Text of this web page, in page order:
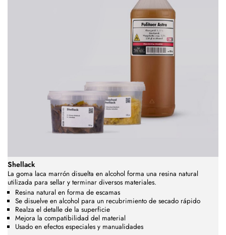
Shellack
La goma laca marrón disuelta en alcohol forma una resina natural
utilizada para sellar y terminar diversos materiales.
Resina natural en forma de escamas
Se disuelve en alcohol para un recubrimiento de secado rápido
Realza el detalle de la superficie
Mejora la compatibilidad del material
Usado en efectos especiales y manualidades